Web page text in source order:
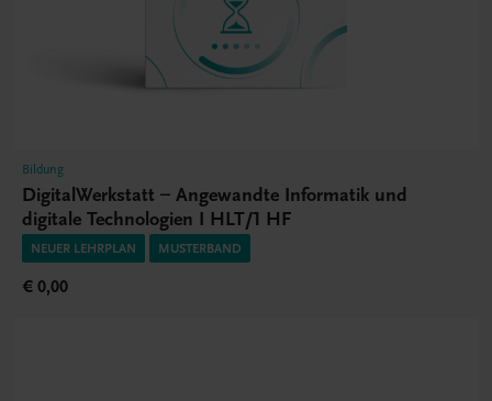
Bildung
DigitalWerkstatt – Angewandte Informatik und
digitale Technologien I HLT/1 HF
NEUER LEHRPLAN MUSTERBAND
€ 0,00